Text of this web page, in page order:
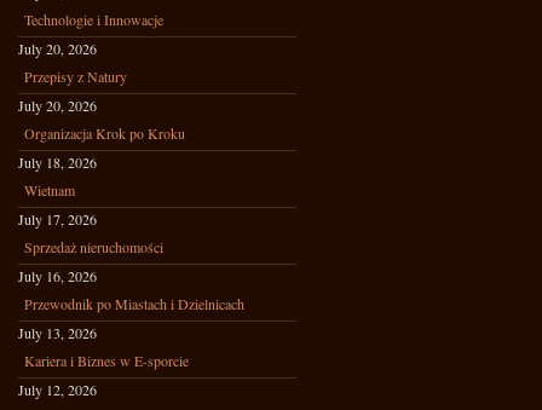
Technologie i Innowacje
July 20, 2026
Przepisy z Natury
July 20, 2026
Organizacja Krok po Kroku
July 18, 2026
Wietnam
July 17, 2026
Sprzedaż nieruchomości
July 16, 2026
Przewodnik po Miastach i Dzielnicach
July 13, 2026
Kariera i Biznes w E-sporcie
July 12, 2026